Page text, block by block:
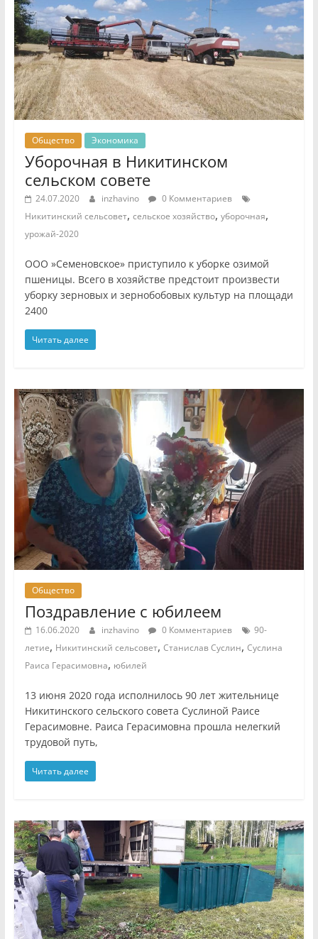
Общество Экономика
Уборочная в Никитинском
сельском совете
24.07.2020 inzhavino
0 Комментариев
Никитинский сельсовет, сельское хозяйство, уборочная,
урожай-2020
ООО »Семеновское» приступило к уборке озимой
пшеницы. Всего в хозяйстве предстоит произвести
уборку зерновых и зернобобовых культур на площади
2400
Читать далее
Общество
Поздравление с юбилеем
16.06.2020 inzhavino 0 Комментариев
90-
летие, Никитинский сельсовет, Станислав Суслин, Суслина
Раиса Герасимовна, юбилей
13 июня 2020 года исполнилось 90 лет жительнице
Никитинского сельского совета Суслиной Раисе
Герасимовне. Раиса Герасимовна прошла нелегкий
трудовой путь,
Читать далее